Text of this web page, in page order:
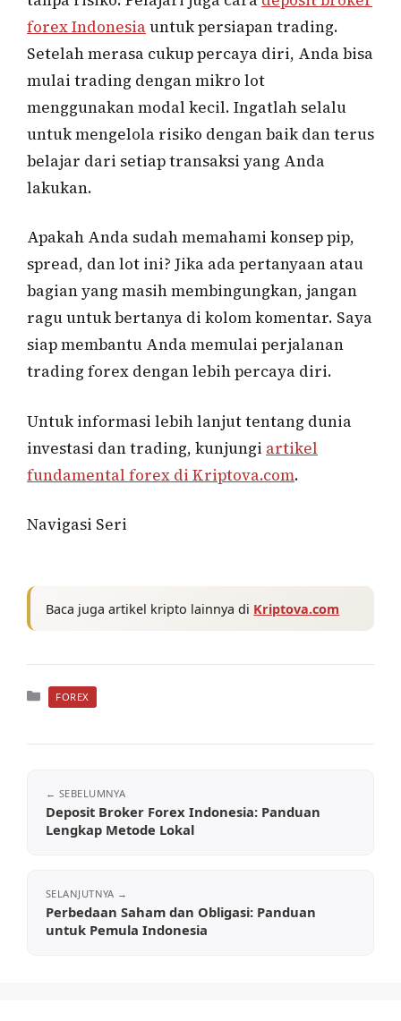
forex Indonesiauntuk persiapan trading.
Setelah merasa cukup percaya diri, Anda bisa
mulai trading dengan mikro lot
menggunakan modal kecil. Ingatlah selalu
untuk mengelola risiko dengan baik dan terus
belajar dari setiap transaksi yang Anda
lakukan.
Apakah Anda sudah memahami konsep pip,
spread, dan lot ini? Jika ada pertanyaan atau
bagian yang masih membingungkan, jangan
ragu untuk bertanya di kolom komentar. Saya
siap membantu Anda memulai perjalanan
trading forex dengan lebih percaya diri.
Untuk informasi lebih lanjut tentang dunia
investasi dan trading, kunjungi artikel
fundamental forex di Kriptova.com.
Navigasi Seri
Baca juga artikel kripto lainnya di Kriptova.com
Kategori
FOREX
Deposit Broker Forex Indonesia: Panduan
Lengkap Metode Lokal
Perbedaan Saham dan Obligasi: Panduan
untuk Pemula Indonesia